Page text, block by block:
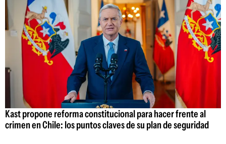
Kast propone reforma constitucional para hacer frente al
crimen en Chile: los puntos claves de su plan de seguridad